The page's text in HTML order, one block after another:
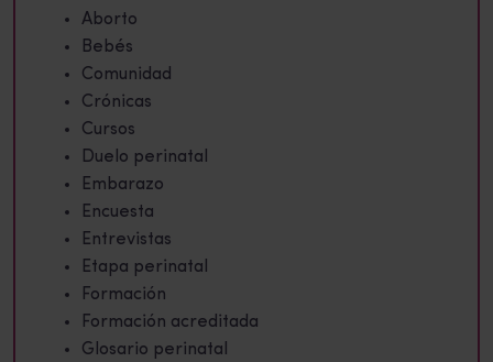
Aborto
Bebés
Comunidad
Crónicas
Cursos
Duelo perinatal
Embarazo
Encuesta
Entrevistas
Etapa perinatal
Formación
Formación acreditada
Glosario perinatal